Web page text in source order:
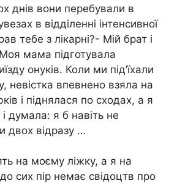
днів вони перебували в
в відділенні інтенсивної
тебе з лікарні?- Мій брат і
мама підготувала
онуків. Коли ми під’їхали
невістка впевнено взяла на
і піднялася по сходах, а я
думала: я б навіть не
двох відразу …
на моєму ліжку, а я на
до сих пір немає свідоцтв про